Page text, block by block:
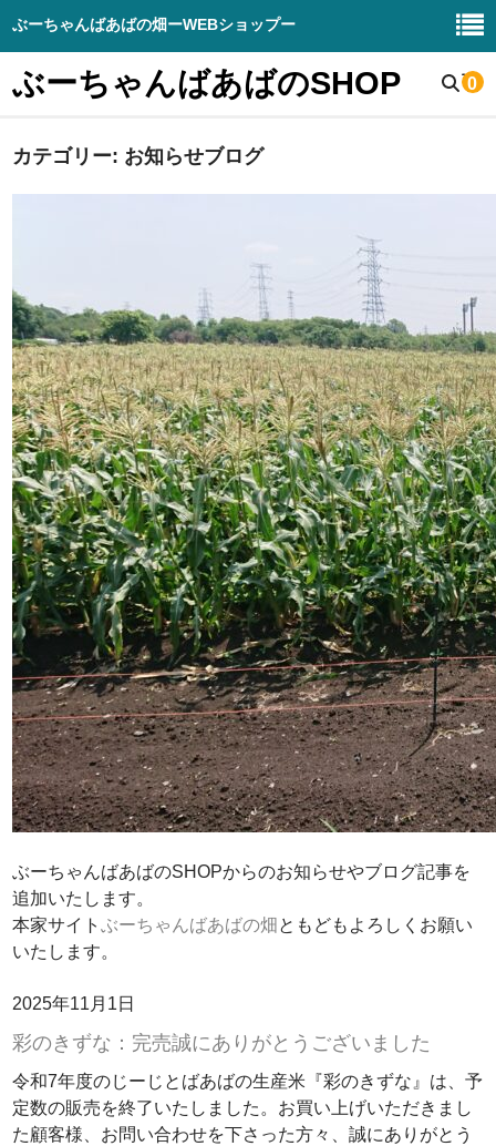
ぶーちゃんばあばの畑ーWEBショップー
ぶーちゃんばあばのSHOP 0
野菜販売
お知らせブログ
DIY – 販売
ぶーちゃんばあばの畑（HP）
カテゴリー: お知らせブログ
ぶーちゃんばあばのSHOPからのお知らせやブログ記事を
追加いたします。
本家サイトぶーちゃんばあばの畑 ともどもよろしくお願い
いたします。
2025年11月1日
彩のきずな：完売誠にありがとうございました
令和7年度のじーじとばあばの生産米『彩のきずな』は、予
定数の販売を終了いたしました。お買い上げいただきまし
た顧客様、お問い合わせを下さった方々、誠にありがとう